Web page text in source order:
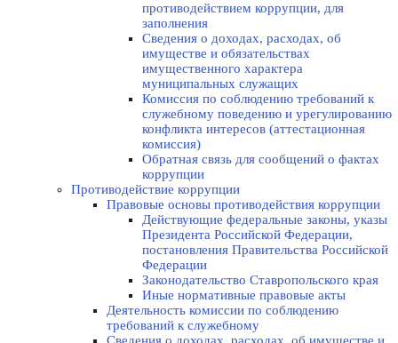
противодействием коррупции, для
заполнения
Сведения о доходах, расходах, об
имуществе и обязательствах
имущественного характера
муниципальных служащих
Комиссия по соблюдению требований к
служебному поведению и урегулированию
конфликта интересов (аттестационная
комиссия)
Обратная связь для сообщений о фактах
коррупции
Противодействие коррупции
Правовые основы противодействия коррупции
Действующие федеральные законы, указы
Президента Российской Федерации,
постановления Правительства Российской
Федерации
Законодательство Ставропольского края
Иные нормативные правовые акты
Деятельность комиссии по соблюдению
требований к служебному